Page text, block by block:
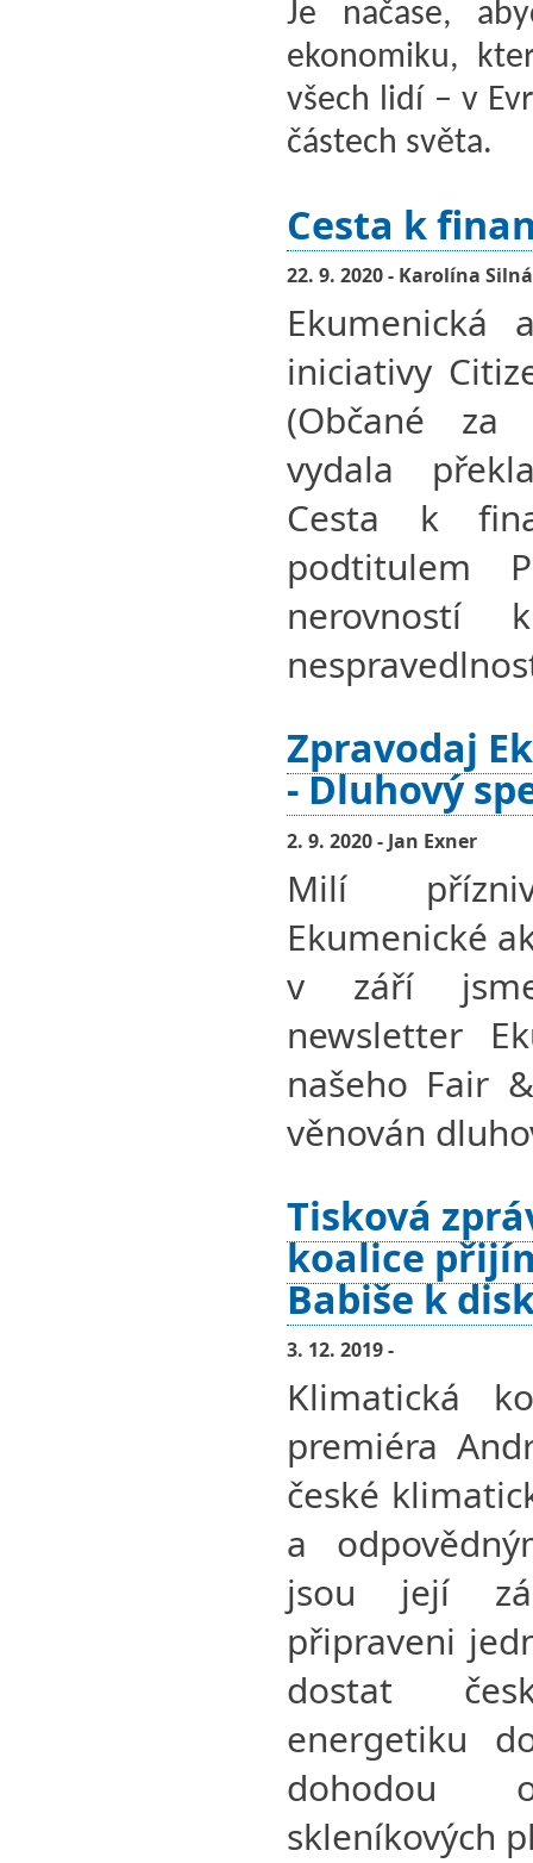
Je načase,
ekonomiku,
všech lidí – v
částech světa.
Cesta k
22. 9. 2020 - Karolína Silná
Ekumenická
iniciativy
(Občané za
vydala
Cesta k
podtitulem
nerovností
Zpravodaj
- Dluhový
2. 9. 2020 - Jan Exner
Milí
Ekumenické
v září
newsletter
našeho Fair
věnován
Tisková
koalice
Babiše k
3. 12. 2019 -
Klimatická
premiéra
české
a
jsou její
připraveni
dostat
energetiku
dohodou
skleníkových